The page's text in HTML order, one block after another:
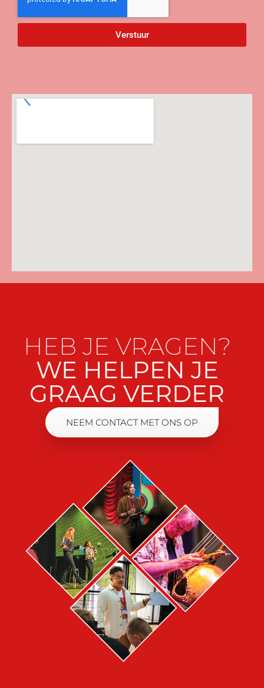
Verstuur
HEB JE VRAGEN?
WE HELPEN JE
GRAAG VERDER
NEEM CONTACT MET ONS OP